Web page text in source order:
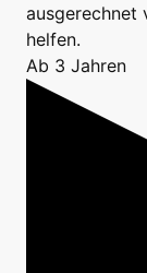
ausgerechnet
helfen.
Ab 3 Jahren